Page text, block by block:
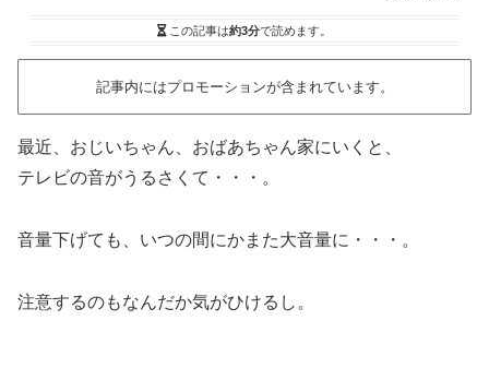
この記事は約3分で読めます。
記事内にはプロモーションが含まれています。
最近、おじいちゃん、おばあちゃん家にいくと、
テレビの音がうるさくて・・・。
音量下げても、いつの間にかまた大音量に・・・。
注意するのもなんだか気がひけるし。